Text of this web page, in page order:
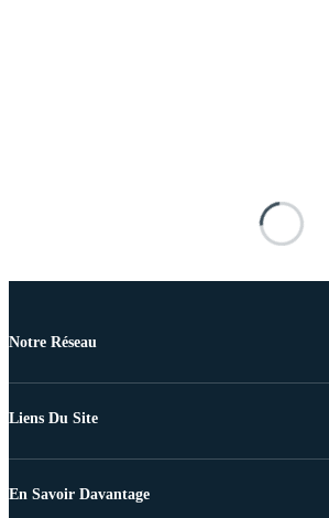
Notre Réseau
Liens Du Site
En Savoir Davantage